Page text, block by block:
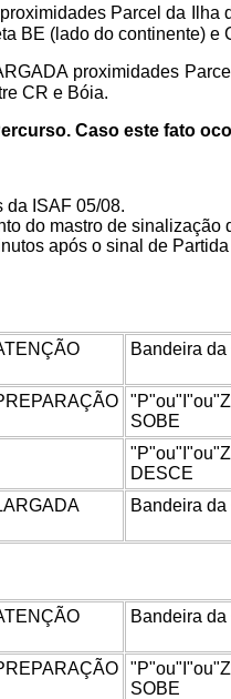
Parcel da Ilha
BE (lado do continente) e
proximidades
CR e Bóia.
Caso este fato
da ISAF 05/08.
do mastro de
após o sinal de Partida
Bandeira
SOBE
DESCE
Bandeira
Bandeira
SOBE